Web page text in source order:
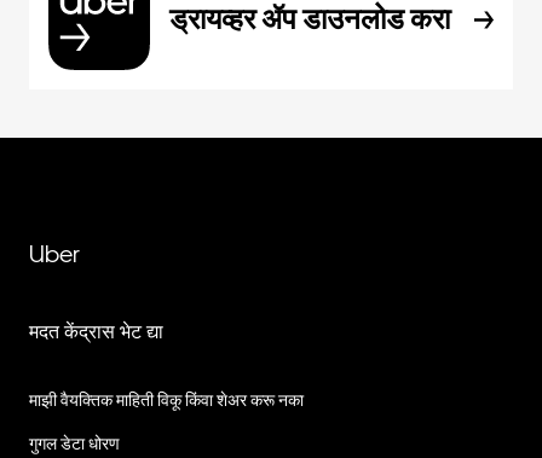
ड्रायव्हर ॲप डाउनलोड करा
Uber
मदत केंद्रास भेट द्या
माझी वैयक्तिक माहिती विकू किंवा शेअर करू नका
गुगल डेटा धोरण